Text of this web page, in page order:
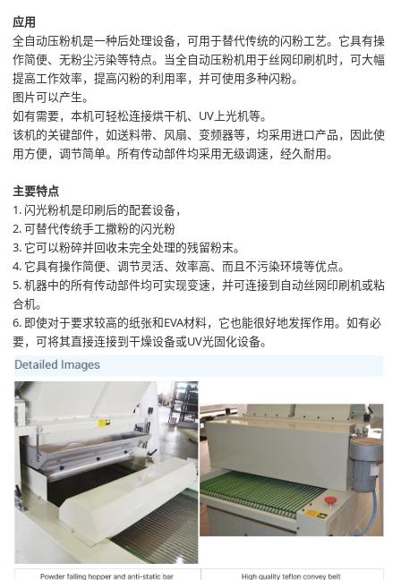
应用
全自动压粉机是一种后处理设备，可用于替代传统的闪粉工艺。它具有操
作简便、无粉尘污染等特点。当全自动压粉机用于丝网印刷机时，可大幅
提高工作效率，提高闪粉的利用率，并可使用多种闪粉。
图片可以产生。
如有需要，本机可轻松连接烘干机、UV上光机等。
该机的关键部件，如送料带、风扇、变频器等，均采用进口产品，因此使
用方便，调节简单。所有传动部件均采用无级调速，经久耐用。
主要特点
1. 闪光粉机是印刷后的配套设备，
2. 可替代传统手工撒粉的闪光粉
3. 它可以粉碎并回收未完全处理的残留粉末。
4. 它具有操作简便、调节灵活、效率高、而且不污染环境等优点。
5. 机器中的所有传动部件均可实现变速，并可连接到自动丝网印刷机或粘
合机。
6. 即使对于要求较高的纸张和EVA材料，它也能很好地发挥作用。如有必
要，可将其直接连接到干燥设备或UV光固化设备。